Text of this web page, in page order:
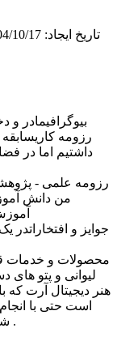
تاریخ ایجاد: 1404/10/17 |
بیوگرافیمادر و
رزومه کاریسابقه
داشتیم اما در
رزومه علمی -
من دانش
جوایز و افتخاراتدر
محصولات و خدمات
لیوانی و پتو
هنر دیجیتال آرت که
است حتی با
شما و یادگاری هایتان روی بوم کار میشود .